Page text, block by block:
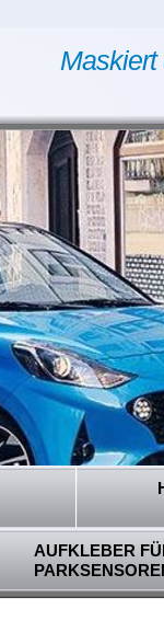
Maskiert
AUFKLEBER